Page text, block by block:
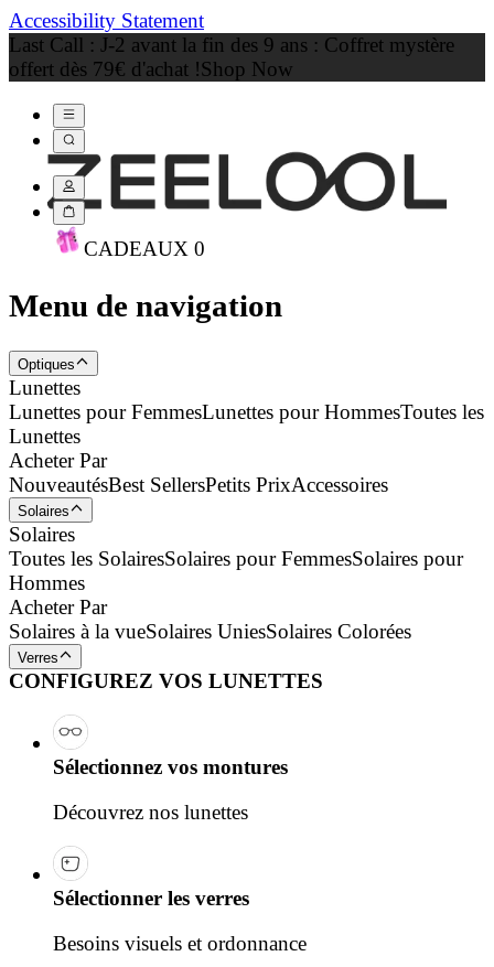
Accessibility Statement
Last Call : J-2 avant la fin des 9 ans : Coffret mystère
offert dès 79€ d'achat !Shop Now
CADEAUX 0
Menu de navigation
Optiques
Lunettes
Lunettes pour FemmesLunettes pour HommesToutes les
Lunettes
Acheter Par
NouveautésBest SellersPetits PrixAccessoires
Solaires
Solaires
Toutes les SolairesSolaires pour FemmesSolaires pour
Hommes
Acheter Par
Solaires à la vueSolaires UniesSolaires Colorées
Verres
CONFIGUREZ VOS LUNETTES
Sélectionnez vos montures
Découvrez nos lunettes
Sélectionner les verres
Besoins visuels et ordonnance